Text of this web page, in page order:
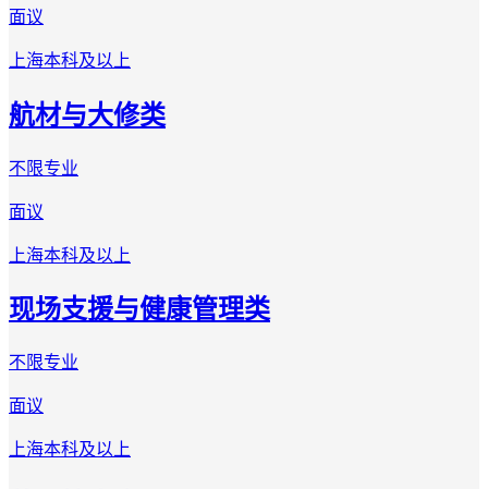
面议
上海本科及以上
航材与大修类
不限专业
面议
上海本科及以上
现场支援与健康管理类
不限专业
面议
上海本科及以上